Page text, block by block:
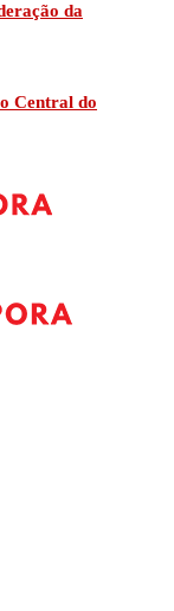
da
Central do